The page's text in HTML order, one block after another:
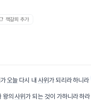
📑 책갈피 추가
오늘 다시 내 사위 가 되리라 하니라
왕의사위가 되는 것이 가하니라 하라